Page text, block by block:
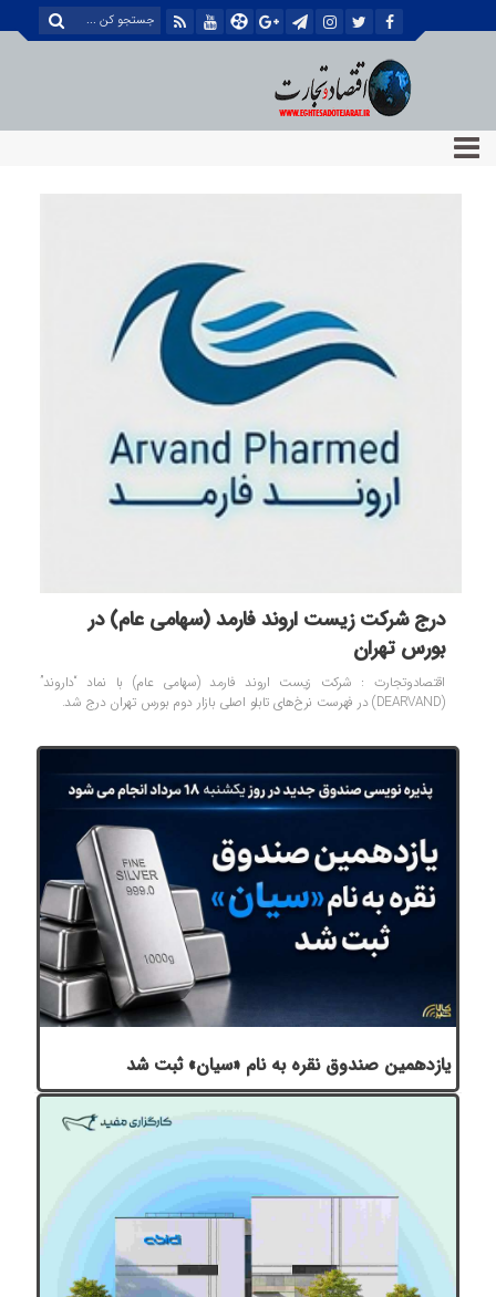
درج شرکت زیست اروند فارمد (سهامی عام) در
بورس تهران
اقتصادوتجارت : شرکت زیست اروند فارمد (سهامی عام) با نماد “داروند”
(DEARVAND) در فهرست نرخ‌های تابلو اصلی بازار دوم بورس تهران درج شد.
یازدهمین صندوق نقره به نام «سیان» ثبت شد